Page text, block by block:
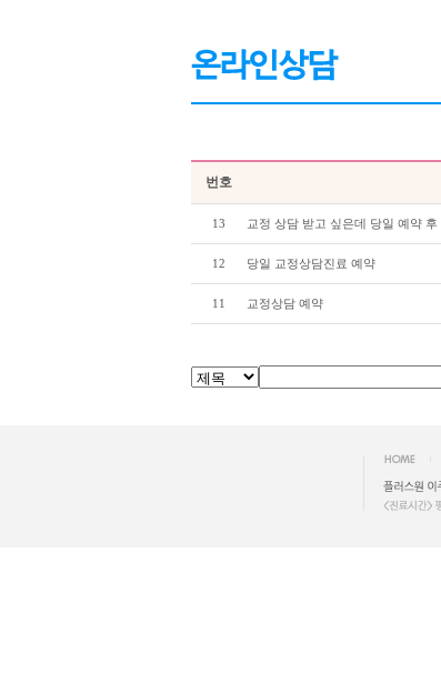
번호
13 교정 상담 받고 싶은데 당일 예약
12 당일 교정상담진료 예약
11 교정상담 예약